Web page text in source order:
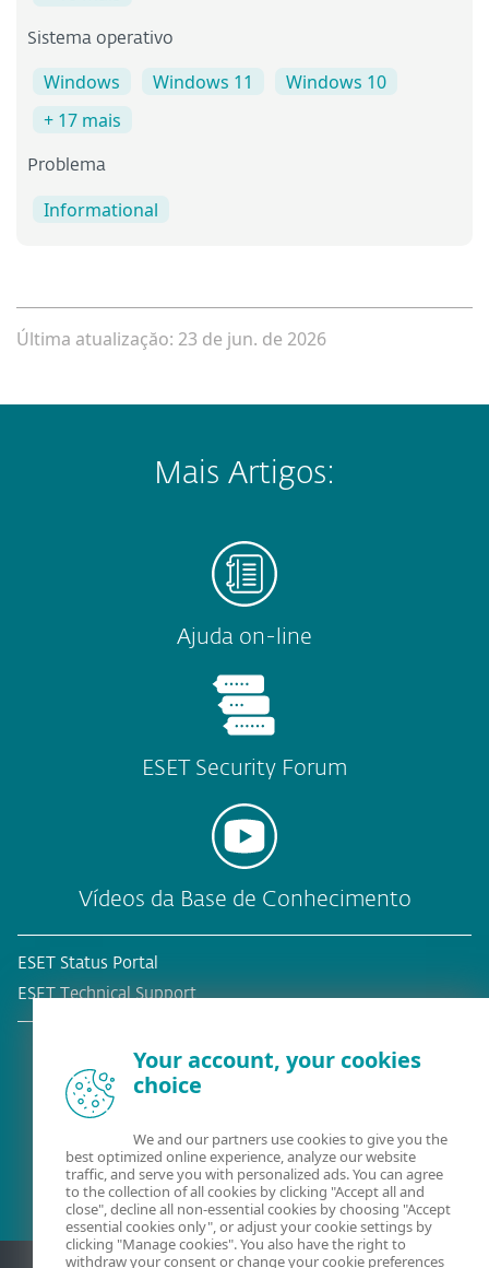
Sistema operativo
Windows Windows 11
Windows 10
+ 17 mais
Problema
Informational
Última atualizaçăo: 23 de jun. de 2026
Mais Artigos:
Ajuda on-line
ESET Security Forum
Vídeos da Base de Conhecimento
ESET Status Portal
ESET Technical Support
Cliente atual?
Your account, your cookies
choice
We and our partners use cookies to give you the
best optimized online experience, analyze our website
traffic, and serve you with personalized ads. You can agree
to the collection of all cookies by clicking "Accept all and
close", decline all non-essential cookies by choosing "Accept
essential cookies only", or adjust your cookie settings by
clicking "Manage cookies". You also have the right to
withdraw your consent or change your cookie preferences